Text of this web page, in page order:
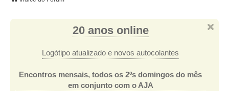
20 anos online
Logótipo atualizado e novos autocolantes
Encontros mensais, todos os 2ºs domingos do mês
em conjunto com o AJA